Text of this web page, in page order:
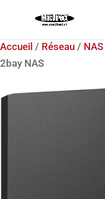
Accueil / Réseau / NAS
2bay NAS